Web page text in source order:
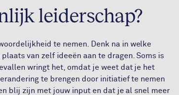
leiderschap?
te nemen. Denk na in welke
van zelf ideeën aan te dragen. Soms is
wringt het, omdat je weet dat je het
te brengen door initiatief te nemen
blij zijn met jouw input en dat je al snel meer